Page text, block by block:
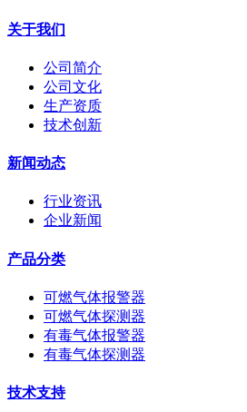
关于我们
公司简介
公司文化
生产资质
技术创新
新闻动态
行业资讯
企业新闻
产品分类
可燃气体报警器
可燃气体探测器
有毒气体报警器
有毒气体探测器
技术支持